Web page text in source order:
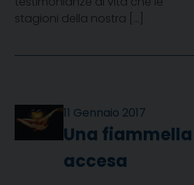
stagioni della nostra […]
11 Gennaio 2017
Una fiammella
accesa